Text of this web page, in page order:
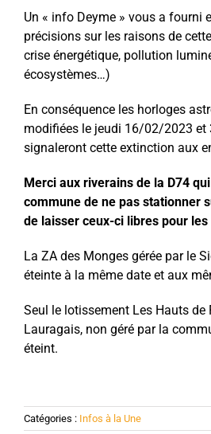
Un « info Deyme » vous a fourni
précisions sur les raisons de
crise énergétique, pollution
écosystèmes…)
En conséquence les horloges
modifiées le jeudi 16/02/2023 et
signaleront cette extinction aux
Merci aux riverains de la D74
commune de ne pas stationner
de laisser ceux-ci libres pour les
La ZA des Monges gérée par le
éteinte à la même date et aux
Seul le lotissement Les Hauts de
Lauragais, non géré par la
éteint.
Catégories : Infos à la Une